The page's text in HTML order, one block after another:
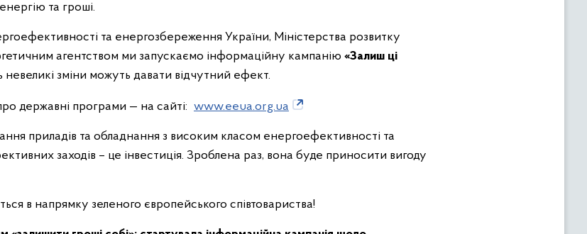
та гроші.
та енергозбереження України, Міністерства розвитку
агентством ми запускаємо інформаційну кампанію «Залиш ці
невеликі зміни можуть давати відчутний ефект.
державні програми — на сайті: www.eeua.org.ua
приладів та обладнання з високим класом енергоефективності та
заходів – це інвестиція. Зроблена раз, вона буде приносити вигоду
в напрямку зеленого європейського співтовариства!